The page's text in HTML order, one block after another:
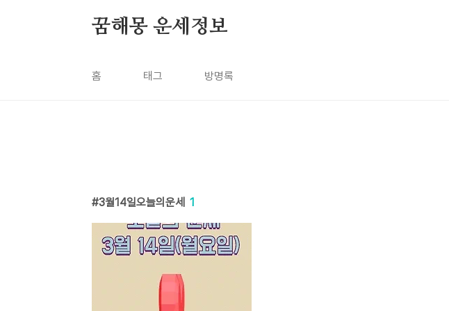
꿈해몽 운세정보
홈 태그 방명록
3월14일오늘의운세 1